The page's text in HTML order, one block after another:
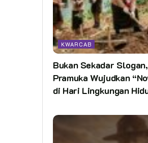
KWARCAB
Bukan Sekadar
Pramuka Wujudkan
di Hari Lingkungan